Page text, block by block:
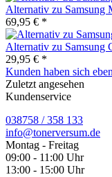
Alternativ zu Samsung
69,95 € *
Alternativ zu Samsung
29,95 € *
Kunden haben sich
Zuletzt angesehen
Kundenservice
038758 / 358 133
info@tonerversum.de
Montag - Freitag
09:00 - 11:00 Uhr
13:00 - 15:00 Uhr